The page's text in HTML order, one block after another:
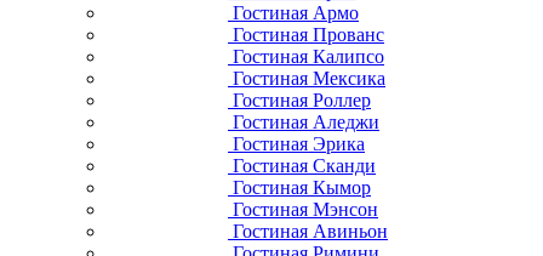
Гостиная Армо
Гостиная Прованс
Гостиная Калипсо
Гостиная Мексика
Гостиная Роллер
Гостиная Аледжи
Гостиная Эрика
Гостиная Сканди
Гостиная Кымор
Гостиная Мэнсон
Гостиная Авиньон